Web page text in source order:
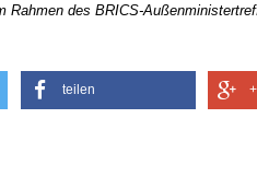
Rahmen des BRICS-
teilen